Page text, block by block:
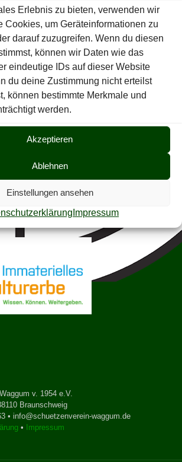
Erlebnis zu bieten, verwenden wir
Cookies, um Geräteinformationen zu
darauf zuzugreifen. Wenn du diesen
können wir Daten wie das
eindeutige IDs auf dieser Website
du deine Zustimmung nicht erteilst
können bestimmte Merkmale und
werden.
Akzeptieren
Ablehnen
Einstellungen ansehen
Impressum
Buchheister
v. 1954 e.V.
Braunschweig
• info@schuetzenverein-waggum.de
• Impressum